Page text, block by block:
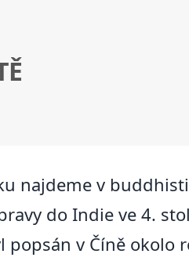
najdeme v
do Indie ve 4.
v Číně okolo